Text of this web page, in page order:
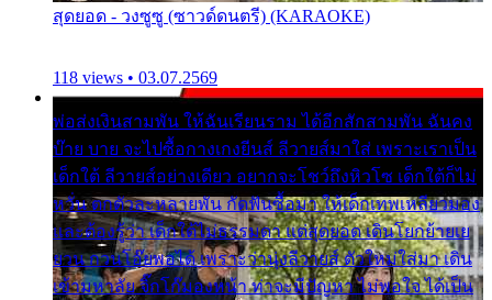
สุดยอด - วงซูซู (ซาวด์ดนตรี) (KARAOKE)
118 views • 03.07.2569
พ่อส่งเงินสามพัน ให้ฉันเรียนราม ได้อีกสักสามพัน ฉันคง
บ๊าย บาย จะไปซื้อกางเกงยีนส์ ลีวายส์มาใส่ เพราะเราเป็น
เด็กใต้ ลีวายส์อย่างเดียว อยากจะโชว์ถึงหิวโซ เด็กใต้ก็ไม่
หวั่น ตกตัวละหลายพัน กัดฟันซื้อมา ให้เด็กเทพเหลียวมอง
และต้องรู้ว่า เด็กใต้ไม่ธรรมดา แต่สุดยอด เดินโยกย้ายเย
ยวน กวนโอ๊ยพอได้ เพราะว่านุ่งลีวายส์ ตัวใหม่ใส่มา เดิน
เข้ามหาลัย จิ๊กโก๊มองหน้า ท่าจะมีปัญหา ไม่พอใจ ได้เป็น